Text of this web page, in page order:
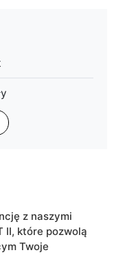
materiałów,
z naszymi
II, które pozwolą
Twoje